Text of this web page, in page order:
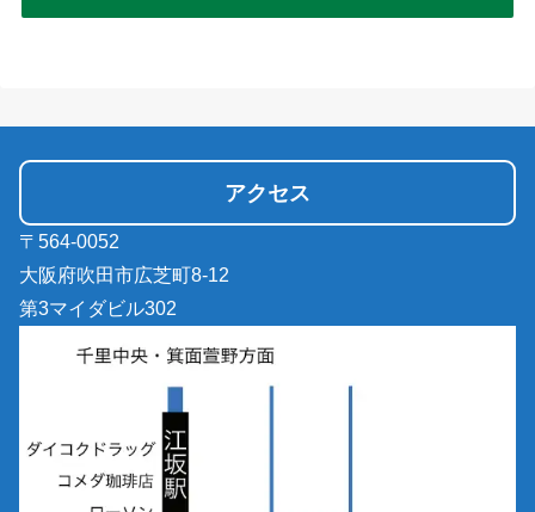
アクセス
〒564-0052
大阪府吹田市広芝町8-12
第3マイダビル302